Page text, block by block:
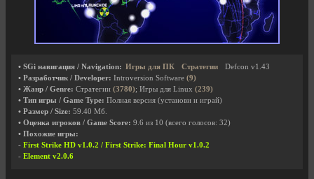
• SGi навигация / Navigation: Игры для ПК Стратегии
Defcon v1.43
• Разработчик / Developer: Introversion Software (9)
• Жанр / Genre: Стратегии (3780); Игры для Linux (239)
• Тип игры / Game Type: Полная версия (установи и играй)
• Размер / Size: 59.40 Мб.
• Оценка игроков / Game Score: 9.6 из 10 (всего голосов: 32)
• Похожие игры:
- First Strike HD v1.0.2 / First Strike: Final Hour v1.0.2
- Element v2.0.6